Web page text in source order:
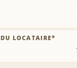
LOCATAIRE*